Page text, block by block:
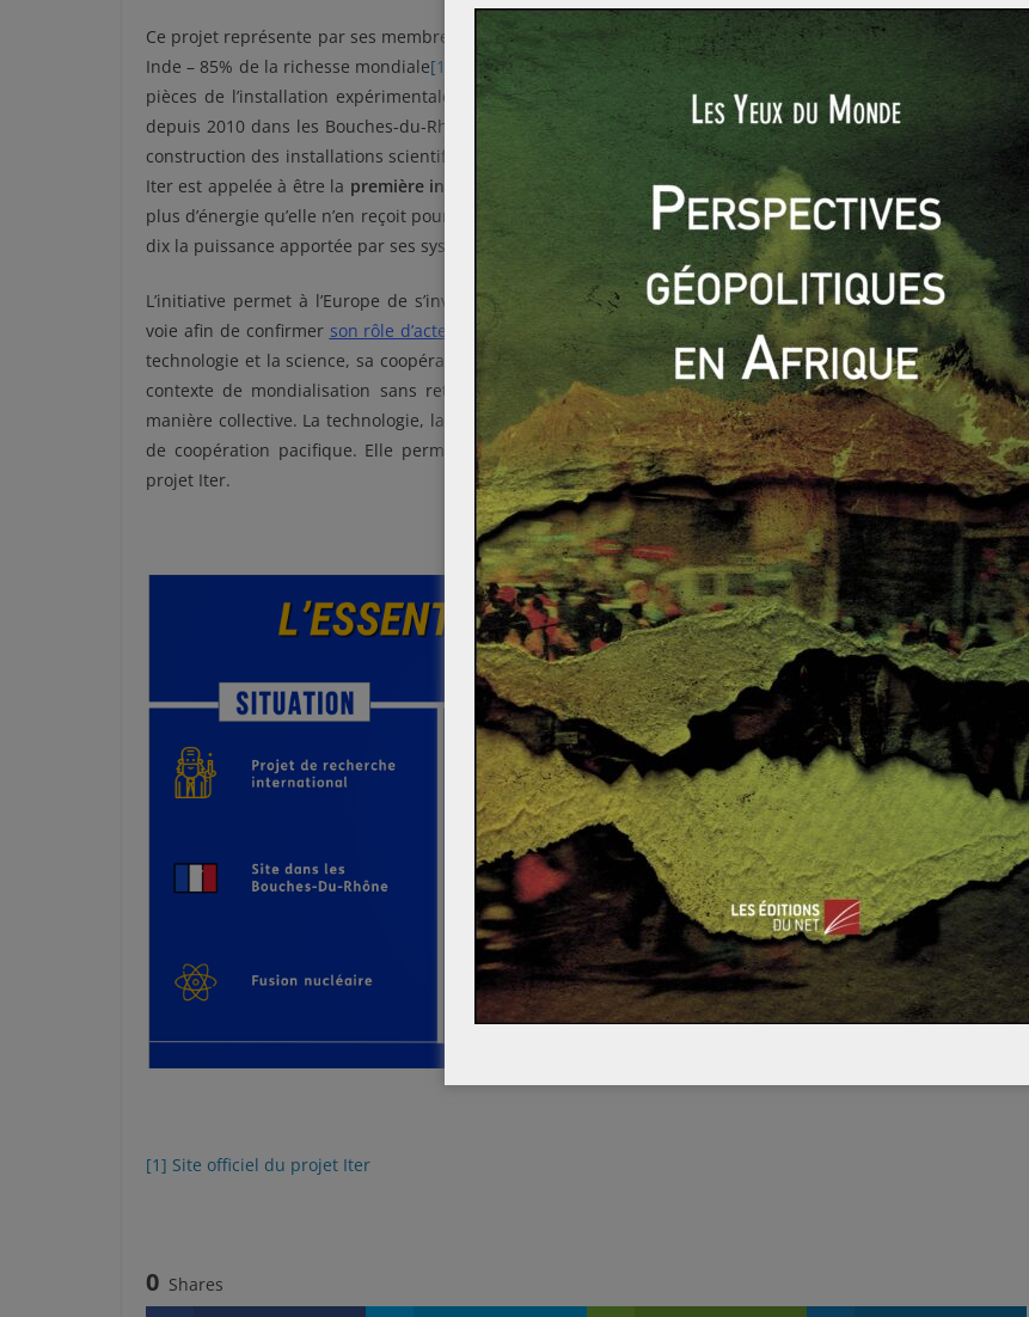
Ce projet représente par ses membres actuels – UE, Suisse, Chine, Japon, Corée du Sud, États-Unis, Russie et
Inde – 85% de la richesse mondiale[1]
. 2018 est l’année charnière où débute l’assemblage des dix millions de
pièces de l’installation expérimentale. L’exploitation de la machine se fera sur le site Iter, en construction
depuis 2010 dans les Bouches-du-Rhône, en France. L’UE prend en charge la plus grande partie du coût de
construction des installations scientifiques, à hauteur de 45,6 % (source: Energy Information Administration).
Iter est appelée à être la première installation de fusion avec une production d’énergie nette.
Elle générera
plus d’énergie qu’elle n’en reçoit pour fonctionner. Ce
Iter est ainsi conçu pour amplifier d’un facteur
dix la puissance apportée par ses systèmes de chauffage.
L’initiative permet à l’Europe de s’investir concrètement dans l’avenir énergétique mondial. L’UE ouvre une
voie afin de confirmer son rôle d’acteur majeur de l’innovation
. De plus elle renforce également, à travers la
technologie et la science, sa coopération avec le Japon déjà ravivée viala relance récente du JEFTA. Dans un
contexte de mondialisation sans retour en arrière possible, les enjeux d’avenir doivent être abordés de
manière collective. La technologie, largement exploitée dans le domaine militaire, sert aussi à des initiatives
de coopération pacifique. Elle permet donc une optimisation de la mondialisationici, dans le cadre du
projet Iter.
[1] Site officiel du projet Iter
0 Shares